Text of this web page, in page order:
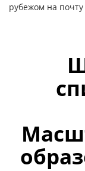
рубежом на почту